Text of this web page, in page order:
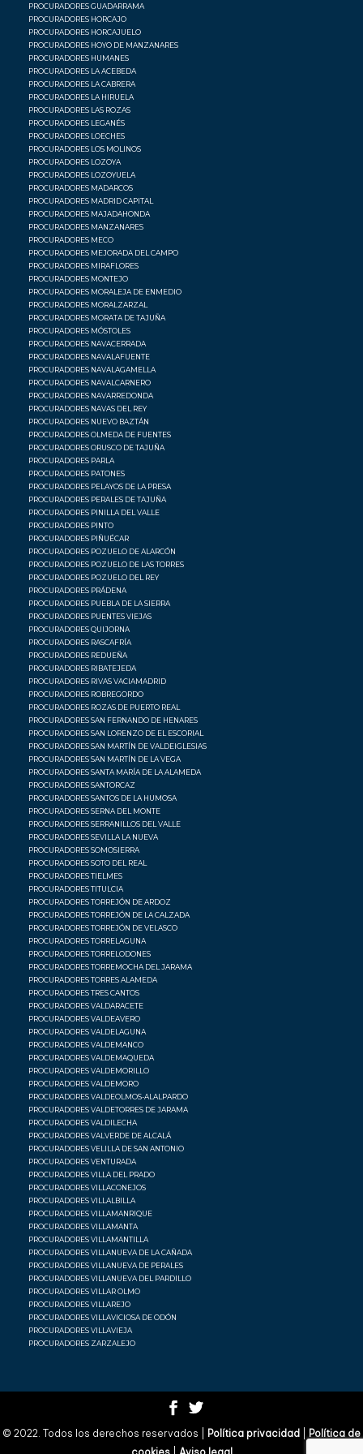
PROCURADORES GUADARRAMA
PROCURADORES HORCAJO
PROCURADORES HORCAJUELO
PROCURADORES HOYO DE MANZANARES
PROCURADORES HUMANES
PROCURADORES LA ACEBEDA
PROCURADORES LA CABRERA
PROCURADORES LA HIRUELA
PROCURADORES LAS ROZAS
PROCURADORES LEGANÉS
PROCURADORES LOECHES
PROCURADORES LOS MOLINOS
PROCURADORES LOZOYA
PROCURADORES LOZOYUELA
PROCURADORES MADARCOS
PROCURADORES MADRID CAPITAL
PROCURADORES MAJADAHONDA
PROCURADORES MANZANARES
PROCURADORES MECO
PROCURADORES MEJORADA DEL CAMPO
PROCURADORES MIRAFLORES
PROCURADORES MONTEJO
PROCURADORES MORALEJA DE ENMEDIO
PROCURADORES MORALZARZAL
PROCURADORES MORATA DE TAJUÑA
PROCURADORES MÓSTOLES
PROCURADORES NAVACERRADA
PROCURADORES NAVALAFUENTE
PROCURADORES NAVALAGAMELLA
PROCURADORES NAVALCARNERO
PROCURADORES NAVARREDONDA
PROCURADORES NAVAS DEL REY
PROCURADORES NUEVO BAZTÁN
PROCURADORES OLMEDA DE FUENTES
PROCURADORES ORUSCO DE TAJUÑA
PROCURADORES PARLA
PROCURADORES PATONES
PROCURADORES PELAYOS DE LA PRESA
PROCURADORES PERALES DE TAJUÑA
PROCURADORES PINILLA DEL VALLE
PROCURADORES PINTO
PROCURADORES PIÑUÉCAR
PROCURADORES POZUELO DE ALARCÓN
PROCURADORES POZUELO DE LAS TORRES
PROCURADORES POZUELO DEL REY
PROCURADORES PRÁDENA
PROCURADORES PUEBLA DE LA SIERRA
PROCURADORES PUENTES VIEJAS
PROCURADORES QUIJORNA
PROCURADORES RASCAFRÍA
PROCURADORES REDUEÑA
PROCURADORES RIBATEJEDA
PROCURADORES RIVAS VACIAMADRID
PROCURADORES ROBREGORDO
PROCURADORES ROZAS DE PUERTO REAL
PROCURADORES SAN FERNANDO DE HENARES
PROCURADORES SAN LORENZO DE EL ESCORIAL
PROCURADORES SAN MARTÍN DE VALDEIGLESIAS
PROCURADORES SAN MARTÍN DE LA VEGA
PROCURADORES SANTA MARÍA DE LA ALAMEDA
PROCURADORES SANTORCAZ
PROCURADORES SANTOS DE LA HUMOSA
PROCURADORES SERNA DEL MONTE
PROCURADORES SERRANILLOS DEL VALLE
PROCURADORES SEVILLA LA NUEVA
PROCURADORES SOMOSIERRA
PROCURADORES SOTO DEL REAL
PROCURADORES TIELMES
PROCURADORES TITULCIA
PROCURADORES TORREJÓN DE ARDOZ
PROCURADORES TORREJÓN DE LA CALZADA
PROCURADORES TORREJÓN DE VELASCO
PROCURADORES TORRELAGUNA
PROCURADORES TORRELODONES
PROCURADORES TORREMOCHA DEL JARAMA
PROCURADORES TORRES ALAMEDA
PROCURADORES TRES CANTOS
PROCURADORES VALDARACETE
PROCURADORES VALDEAVERO
PROCURADORES VALDELAGUNA
PROCURADORES VALDEMANCO
PROCURADORES VALDEMAQUEDA
PROCURADORES VALDEMORILLO
PROCURADORES VALDEMORO
PROCURADORES VALDEOLMOS-ALALPARDO
PROCURADORES VALDETORRES DE JARAMA
PROCURADORES VALDILECHA
PROCURADORES VALVERDE DE ALCALÁ
PROCURADORES VELILLA DE SAN ANTONIO
PROCURADORES VENTURADA
PROCURADORES VILLA DEL PRADO
PROCURADORES VILLACONEJOS
PROCURADORES VILLALBILLA
PROCURADORES VILLAMANRIQUE
PROCURADORES VILLAMANTA
PROCURADORES VILLAMANTILLA
PROCURADORES VILLANUEVA DE LA CAÑADA
PROCURADORES VILLANUEVA DE PERALES
PROCURADORES VILLANUEVA DEL PARDILLO
PROCURADORES VILLAR OLMO
PROCURADORES VILLAREJO
PROCURADORES VILLAVICIOSA DE ODÓN
PROCURADORES VILLAVIEJA
PROCURADORES ZARZALEJO
© 2022. Todos los derechos reservados | Política privacidad
Política de